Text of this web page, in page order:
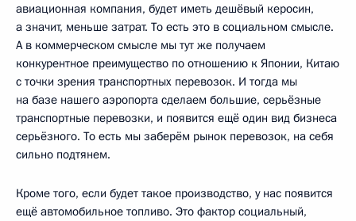
авиационная компания, будет иметь дешёвый керосин,
а значит, меньше затрат. То есть это в социальном смысле.
А в коммерческом смысле мы тут же получаем
конкурентное преимущество по отношению к Японии, Китаю
с точки зрения транспортных перевозок. И тогда мы
на базе нашего аэропорта сделаем большие, серьёзные
транспортные перевозки, и появится ещё один вид бизнеса
серьёзного. То есть мы заберём рынок перевозок, на себя
сильно подтянем.
Кроме того, если будет такое производство, у нас появится
ещё автомобильное топливо. Это фактор социальный,